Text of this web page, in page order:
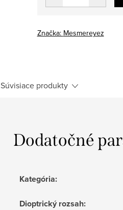
Značka: Mesmereyez
Súvisiace produkty
Dodatočné
Kategória:
Dioptrický rozsah: